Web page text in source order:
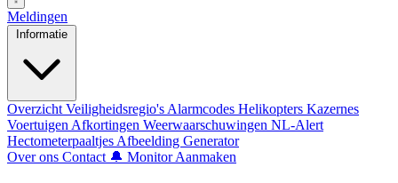
Meldingen
Informatie
Overzicht Veiligheidsregio's Alarmcodes Helikopters Kazernes
Voertuigen Afkortingen Weerwaarschuwingen NL-Alert
Hectometerpaaltjes Afbeelding Generator
Over ons Contact 🔔 Monitor Aanmaken